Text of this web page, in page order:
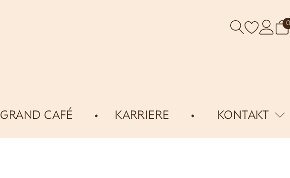
0
GRAND CAFÉ KARRIERE KONTAKT